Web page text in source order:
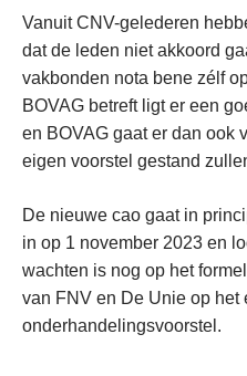
Vanuit CNV-gelederen
dat de leden niet akkoord
vakbonden nota bene zélf
BOVAG betreft ligt er een
en BOVAG gaat er dan ook
eigen voorstel gestand
De nieuwe cao gaat in
in op 1 november 2023 en
wachten is nog op het
van FNV en De Unie op het
onderhandelingsvoorstel.